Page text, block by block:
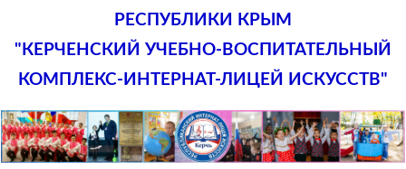
РЕСПУБЛИКИ КРЫМ
"КЕРЧЕНСКИЙ УЧЕБНО-ВОСПИТАТЕЛЬНЫЙ
КОМПЛЕКС-ИНТЕРНАТ-ЛИЦЕЙ ИСКУССТВ"